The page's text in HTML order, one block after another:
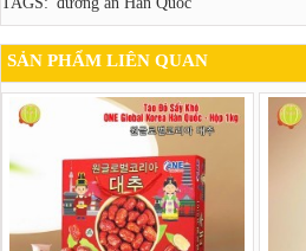
SẢN PHẨM LIÊN QUAN